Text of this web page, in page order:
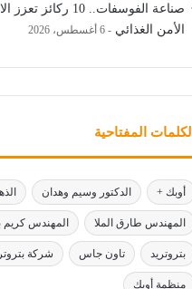
صناعة الفوسفات.. 10
الأمن الغذائي
6 أغسطس، 2026
الكلمات المفتاحية
أوبك + الدكتور وسيم وهدان
المهندس طارق الملا المهندس كريم
بتروتريد تاون جاس شركة
منظمة أوبك